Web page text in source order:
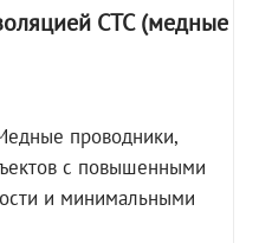
СТС (медные
проводники,
с повышенными
и минимальными